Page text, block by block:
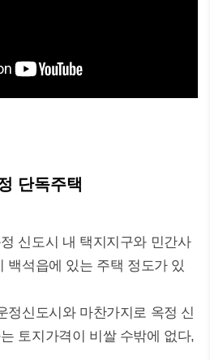
단독주택
신도시 내 택지지구와 민간사
백석읍에 있는 주택 정도가 있
정신도시와 마찬가지로 옥정 신
토지가격이 비쌀 수밖에 없다,